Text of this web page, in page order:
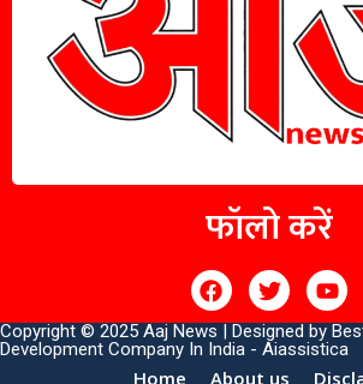
फॉलो करें
Copyright © 2025 Aaj News | Designed by
Development Company In India - Aiassistica
Home About us